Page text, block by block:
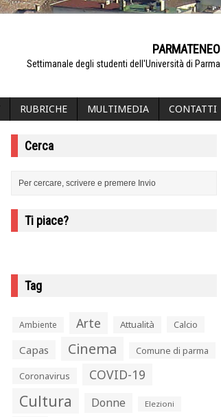
PARMATENEO
Settimanale degli studenti dell'Università di Parma
RUBRICHE MULTIMEDIA CONTATTI
Cerca
Ti piace?
Tag
Ambiente Arte Attualità Calcio
Capas Cinema Comune di parma
Coronavirus COVID-19
Cultura Donne Elezioni